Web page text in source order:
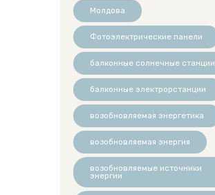
Молдова
Фотоэлектрические панели
балконные солнечные станции
балконные электрорстанции
возобновляемая энергетика
возобновляемая энергия
возобновляемые источники
энергии